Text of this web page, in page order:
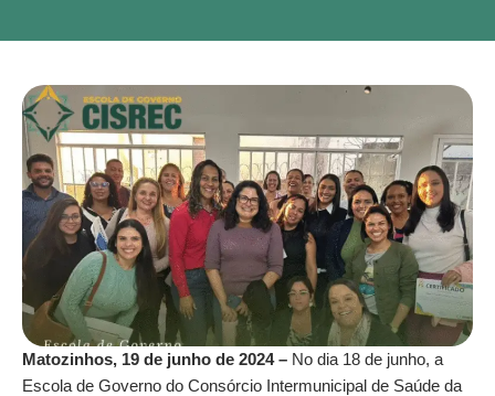
Matozinhos, 19 de junho de 2024 – No dia 18 de junho, a
Escola de Governo do Consórcio Intermunicipal de Saúde da